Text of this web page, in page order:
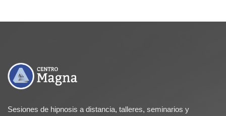
Sesiones de hipnosis a distancia, talleres, seminarios y